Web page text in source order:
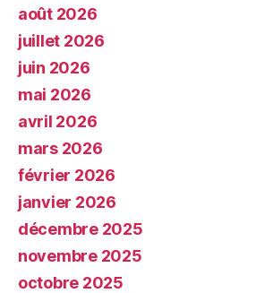
août 2026
juillet 2026
juin 2026
mai 2026
avril 2026
mars 2026
février 2026
janvier 2026
décembre 2025
novembre 2025
octobre 2025